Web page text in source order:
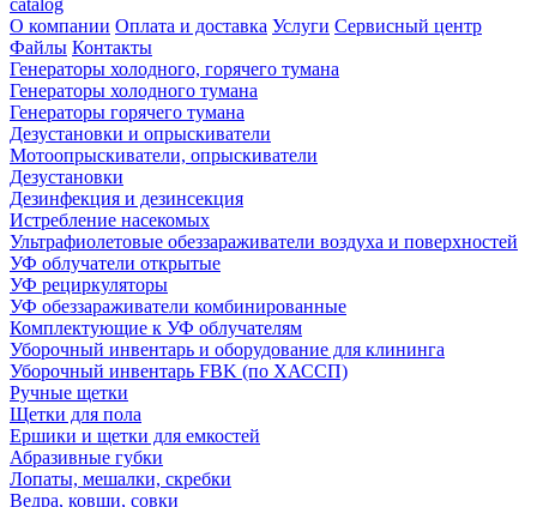
catalog
О компании Оплата и доставка Услуги Сервисный центр
Файлы Контакты
Генераторы холодного, горячего тумана
Генераторы холодного тумана
Генераторы горячего тумана
Дезустановки и опрыскиватели
Мотоопрыскиватели, опрыскиватели
Дезустановки
Дезинфекция и дезинсекция
Истребление насекомых
Ультрафиолетовые обеззараживатели воздуха и поверхностей
УФ облучатели открытые
УФ рециркуляторы
УФ обеззараживатели комбинированные
Комплектующие к УФ облучателям
Уборочный инвентарь и оборудование для клининга
Уборочный инвентарь FBK (по ХАССП)
Ручные щетки
Щетки для пола
Ершики и щетки для емкостей
Абразивные губки
Лопаты, мешалки, скребки
Ведра, ковши, совки